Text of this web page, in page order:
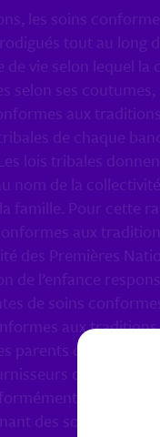
les soins
tout au long
de vie selon lequel la
selon ses
aux
de chaque
lois tribales
nom de la
famille. Pour cette
aux
des Premières
de l’enfance
de soins
aux
d’un enfant,
de soins qui
à la
des soins